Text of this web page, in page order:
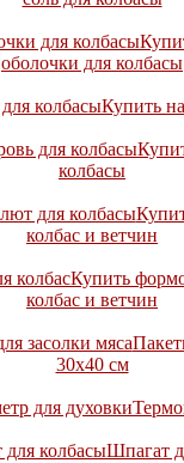
оболочки для колбасы
Купить
колбасы
колбас и ветчин
Купить
колбас и ветчин
30х40 см
Шпагат